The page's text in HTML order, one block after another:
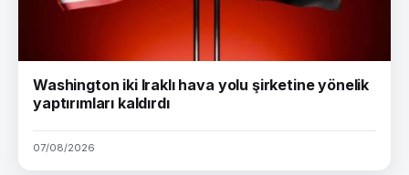
Washington iki Iraklı hava yolu şirketine yönelik
yaptırımları kaldırdı
07/08/2026